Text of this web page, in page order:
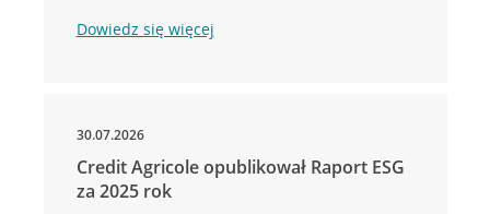
Dowiedz się więcej
30.07.2026
Credit Agricole opublikował Raport ESG
za 2025 rok